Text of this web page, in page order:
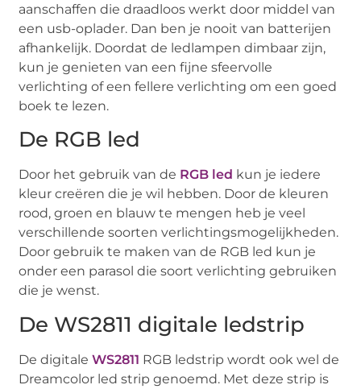
aanschaffen die draadloos werkt door middel van
een usb-oplader. Dan ben je nooit van batterijen
afhankelijk. Doordat de ledlampen dimbaar zijn,
kun je genieten van een fijne sfeervolle
verlichting of een fellere verlichting om een goed
boek te lezen.
De RGB led
Door het gebruik van de RGB led kun je iedere
kleur creëren die je wil hebben. Door de kleuren
rood, groen en blauw te mengen heb je veel
verschillende soorten verlichtingsmogelijkheden.
Door gebruik te maken van de RGB led kun je
onder een parasol die soort verlichting gebruiken
die je wenst.
De WS2811 digitale ledstrip
De digitaleWS2811 RGB ledstrip wordt ook wel de
Dreamcolor led strip genoemd. Met deze strip is